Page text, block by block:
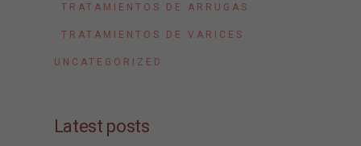
TRATAMIENTOS DE ARRUGAS
TRATAMIENTOS DE VARICES
UNCATEGORIZED
Latest posts